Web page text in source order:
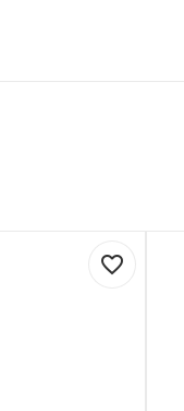
favorite_border